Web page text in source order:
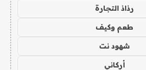
رذاذ التجارة
طعم وكيف
شهود نت
أركاني